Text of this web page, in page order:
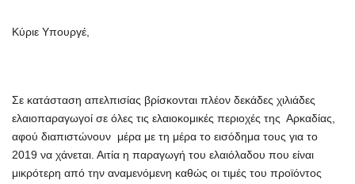
Κύριε Υπουργέ,
Σε κατάσταση απελπισίας βρίσκονται πλέον δεκάδες χιλιάδες
ελαιοπαραγωγοί σε όλες τις ελαιοκομικές περιοχές της Αρκαδίας,
αφού διαπιστώνουν μέρα με τη μέρα το εισόδημα τους για το
2019 να χάνεται. Αιτία η παραγωγή του ελαιόλαδου που είναι
μικρότερη από την αναμενόμενη καθώς οι τιμές του προϊόντος